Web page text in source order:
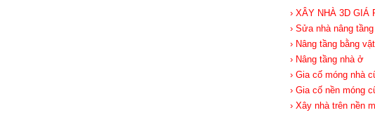
› XÂY NHÀ 3D GIÁ
› Sửa nhà nâng tầng
› Nâng tầng bằng
› Nâng tầng nhà ở
› Gia cố móng nhà
› Gia cố nền móng
› Xây nhà trên nền